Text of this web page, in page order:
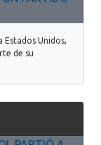
Unidos,
de su